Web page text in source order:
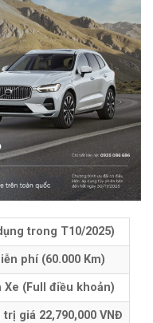
trong T10/2025)
phí (60.000 Km)
Xe (Full điều khoản)
giá 22,790,000 VNĐ